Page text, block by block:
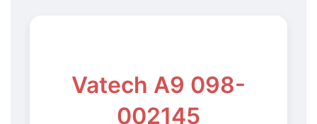
Vatech A9 098-
002145